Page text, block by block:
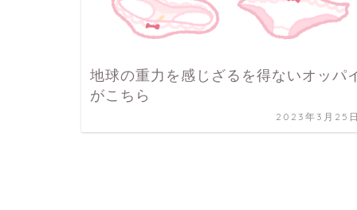
地球の重力を感じざるを得ないオッパ
がこちら
2023年3月25